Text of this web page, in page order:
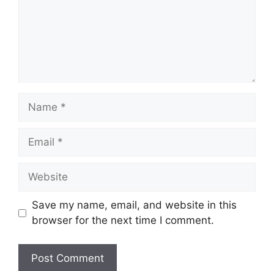
Save my name, email, and website in this
browser for the next time I comment.